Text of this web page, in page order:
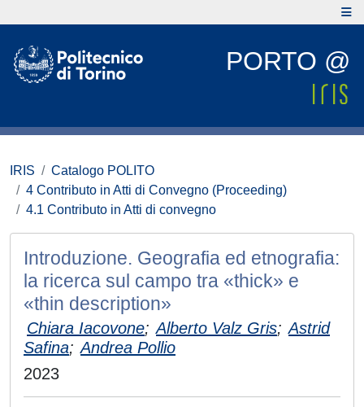
PORTO @
IRIS
Catalogo POLITO
4 Contributo in Atti di Convegno (Proceeding)
4.1 Contributo in Atti di convegno
Introduzione. Geografia ed etnografia:
la ricerca sul campo tra «thick» e
«thin description»
Chiara Iacovone; Alberto Valz Gris; Astrid
Safina; Andrea Pollio
2023